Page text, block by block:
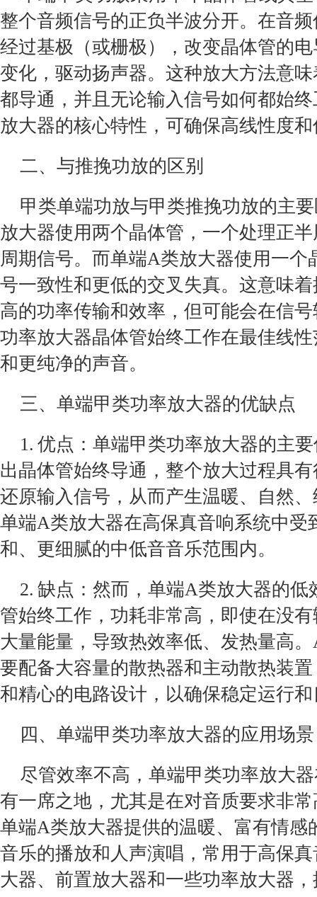
整个音频信号的正负半波分开。在音
经过基极（或栅极），改变晶体管的
变化，驱动扬声器。这种放大方法意
都导通，并且无论输入信号如何都始
放大器的核心特性，可确保高线性度
二、与推挽功放的区别
甲类单端功放与甲类推挽功放的主
放大器使用两个晶体管，一个处理正
周期信号。而单端A类放大器使用一个
号一致性和更低的交叉失真。这意味
高的功率传输和效率，但可能会在信
功率放大器晶体管始终工作在最佳线
和更纯净的声音。
三、单端甲类功率放大器的优缺点
1. 优点：单端甲类功率放大器的主
出晶体管始终导通，整个放大过程具
还原输入信号，从而产生温暖、自然
单端A类放大器在高保真音响系统中受
和、更细腻的中低音音乐范围内。
2. 缺点：然而，单端A类放大器的
管始终工作，功耗非常高，即使在没
大量能量，导致热效率低、发热量高
要配备大容量的散热器和主动散热装
和精心的电路设计，以确保稳定运行
四、单端甲类功率放大器的应用场景
尽管效率不高，单端甲类功率放大
有一席之地，尤其是在对音质要求非
单端A类放大器提供的温暖、富有情感
音乐的播放和人声演唱，常用于高保
大器、前置放大器和一些功率放大器